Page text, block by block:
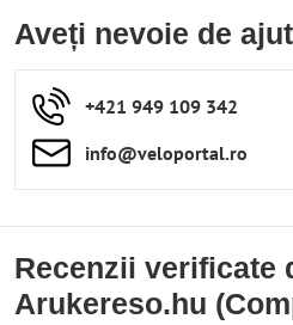
Aveți nevoie de
+421 949 109 342
info​​@veloportal​.ro
Recenzii verificate
Arukereso.hu